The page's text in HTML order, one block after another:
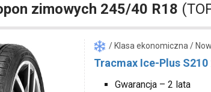
zimowych 245/40 R18
/ Klasa ekonomiczna /
Tracmax Ice-Plus S210
Gwarancja – 2 lata